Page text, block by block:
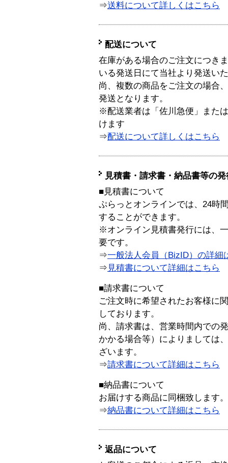
⇒送料について詳しくはこちら
配送について
在庫がある場合のご注文につき
いる発送日にて当社より発送い
尚、複数の商品をご注文の場合
発送となります。
※配送業者は「佐川急便」また
けます
⇒配送について詳しくはこちら
見積書・請求書・納品書等の
■見積書について
ぷらっとオンラインでは、24時
することができます。
※オンライン見積書発行には、
要です。
⇒一般法人会員（BizID）の詳細
⇒ 見積書について詳細はこちら
■請求書について
ご注文時に希望されたお客様に
しております。
尚、請求書は、営業時間内での
かかる場合等）によりましては
ざいます。
⇒請求書について詳細はこちら
■納品書について
お届けする商品に同梱致します。
⇒納品書について詳細はこちら
返品について